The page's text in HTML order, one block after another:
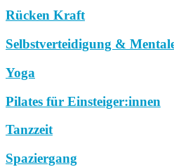
Rücken Kraft
Selbstverteidigung &
Yoga
Pilates für Einsteiger:innen
Tanzzeit
Spaziergang